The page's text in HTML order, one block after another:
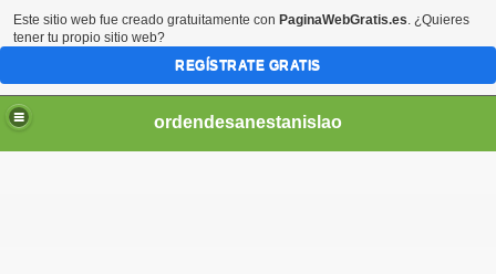
ordendesanestanislao
Este sitio web fue creado gratuitamente con PaginaWebGratis.es. ¿Quieres
tener tu propio sitio web?
REGÍSTRATE GRATIS